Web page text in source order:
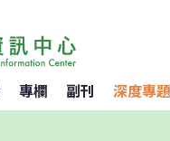
專欄 副刊 深度專題